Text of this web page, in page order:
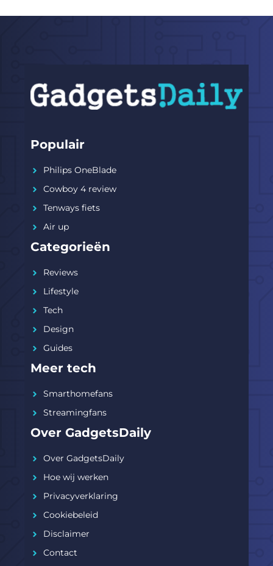
Populair
Philips OneBlade
Cowboy 4 review
Tenways fiets
Air up
Categorieën
Reviews
Lifestyle
Tech
Design
Guides
Meer tech
Smarthomefans
Streamingfans
Over GadgetsDaily
Over GadgetsDaily
Hoe wij werken
Privacyverklaring
Cookiebeleid
Disclaimer
Contact